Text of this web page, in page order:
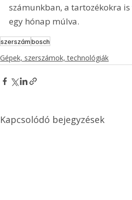
számunkban, a tartozékokra
egy hónap múlva.
szerszámbosch
Gépek, szerszámok, technológiák
Kapcsolódó bejegyzések